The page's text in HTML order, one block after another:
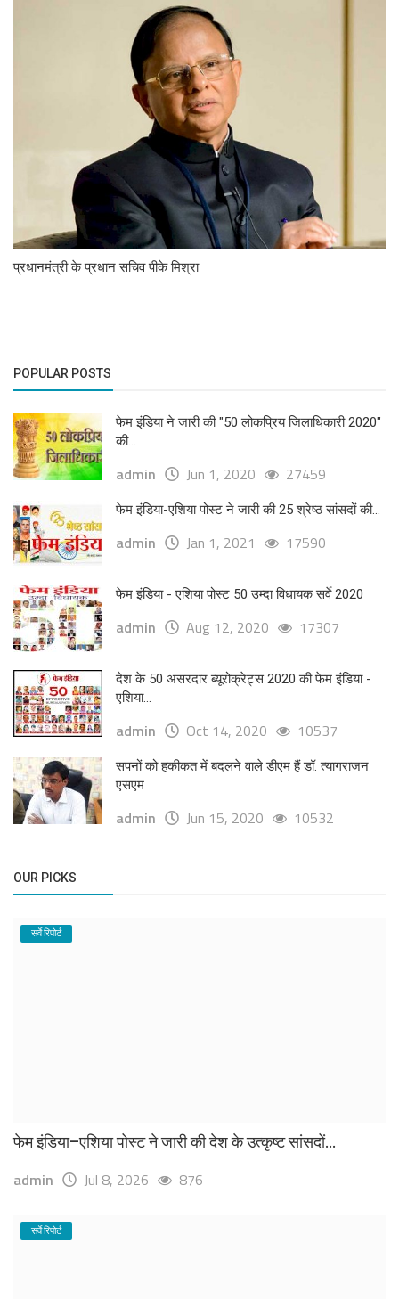
प्रधानमंत्री के प्रधान सचिव पीके मिश्रा
POPULAR POSTS
फेम इंडिया ने जारी की "50 लोकप्रिय जिलाधिकारी 2020"
की...
admin Jun 1, 2020 27459
फेम इंडिया-एशिया पोस्ट ने जारी की 25 श्रेष्ठ सांसदों की...
admin Jan 1, 2021 17590
फेम इंडिया - एशिया पोस्ट 50 उम्दा विधायक सर्वे 2020
admin Aug 12, 2020 17307
देश के 50 असरदार ब्यूरोक्रेट्स 2020 की फेम इंडिया -
एशिया...
admin Oct 14, 2020 10537
सपनों को हकीकत में बदलने वाले डीएम हैं डॉ. त्यागराजन
एसएम
admin Jun 15, 2020 10532
OUR PICKS
सर्वे रिपोर्ट
फेम इंडिया–एशिया पोस्ट ने जारी की देश के उत्कृष्ट सांसदों...
admin Jul 8, 2026 876
सर्वे रिपोर्ट